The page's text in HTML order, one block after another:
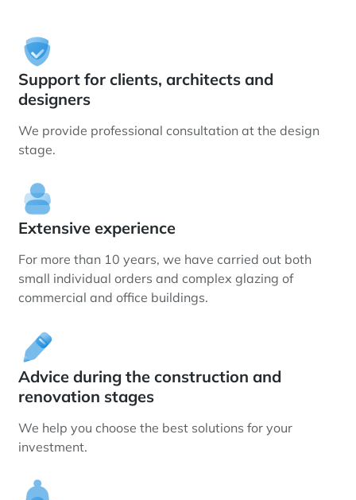
Support for clients, architects and
designers
We provide professional consultation at the design
stage.
Extensive experience
For more than 10 years, we have carried out both
small individual orders and complex glazing of
commercial and office buildings.
Advice during the construction and
renovation stages
We help you choose the best solutions for your
investment.